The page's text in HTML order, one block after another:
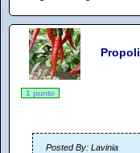
Propoli
1 punto
Posted By: Lavinia